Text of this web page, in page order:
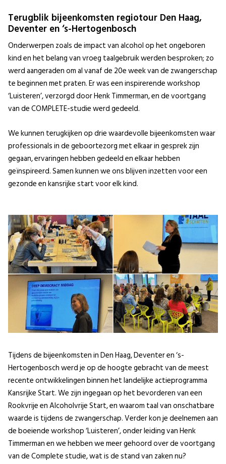
Terugblik bijeenkomsten regiotour Den Haag,
Deventer en ‘s-Hertogenbosch
Onderwerpen zoals de impact van alcohol op het ongeboren
kind en het belang van vroeg taalgebruik werden besproken; zo
werd aangeraden om al vanaf de 20e week van de zwangerschap
te beginnen met praten. Er was een inspirerende workshop
‘Luisteren’, verzorgd door Henk Timmerman, en de voortgang
van de COMPLETE-studie werd gedeeld.
We kunnen terugkijken op drie waardevolle bijeenkomsten waar
professionals in de geboortezorg met elkaar in gesprek zijn
gegaan, ervaringen hebben gedeeld en elkaar hebben
geïnspireerd. Samen kunnen we ons blijven inzetten voor een
gezonde en kansrijke start voor elk kind.
Tijdens de bijeenkomsten in Den Haag, Deventer en ‘s-
Hertogenbosch werd je op de hoogte gebracht van de meest
recente ontwikkelingen binnen het landelijke actieprogramma
Kansrijke Start. We zijn ingegaan op het bevorderen van een
Rookvrije en Alcoholvrije Start, en waarom taal van onschatbare
waarde is tijdens de zwangerschap. Verder kon je deelnemen aan
de boeiende workshop ‘Luisteren’, onder leiding van Henk
Timmerman en we hebben we meer gehoord over de voortgang
van de Complete studie, wat is de stand van zaken nu?